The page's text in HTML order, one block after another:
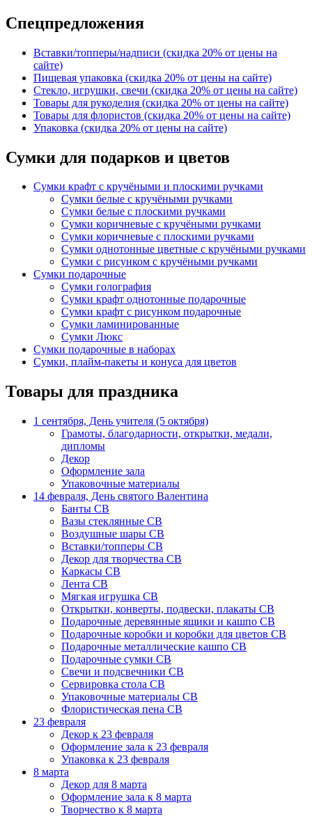
Спецпредложения
Вставки/топперы/надписи (скидка 20% от цены на
сайте)
Пищевая упаковка (скидка 20% от цены на сайте)
Стекло, игрушки, свечи (скидка 20% от цены на сайте)
Товары для рукоделия (скидка 20% от цены на сайте)
Товары для флористов (скидка 20% от цены на сайте)
Упаковка (скидка 20% от цены на сайте)
Сумки для подарков и цветов
Сумки крафт с кручёными и плоскими ручками
Сумки белые с кручёными ручками
Сумки белые с плоскими ручками
Сумки коричневые с кручёными ручками
Сумки коричневые с плоскими ручками
Сумки однотонные цветные с кручёными ручками
Сумки с рисунком с кручёными ручками
Сумки подарочные
Сумки голография
Сумки крафт однотонные подарочные
Сумки крафт с рисунком подарочные
Сумки ламинированные
Сумки Люкс
Сумки подарочные в наборах
Сумки, плайм-пакеты и конуса для цветов
Товары для праздника
1 сентября, День учителя (5 октября)
Грамоты, благодарности, открытки, медали,
дипломы
Декор
Оформление зала
Упаковочные материалы
14 февраля, День святого Валентина
Банты СВ
Вазы стеклянные СВ
Воздушные шары СВ
Вставки/топперы СВ
Декор для творчества СВ
Каркасы СВ
Лента СВ
Мягкая игрушка СВ
Открытки, конверты, подвески, плакаты СВ
Подарочные деревянные ящики и кашпо СВ
Подарочные коробки и коробки для цветов СВ
Подарочные металлические кашпо СВ
Подарочные сумки СВ
Свечи и подсвечники СВ
Сервировка стола СВ
Упаковочные материалы СВ
Флористическая пена СВ
23 февраля
Декор к 23 февраля
Оформление зала к 23 февраля
Упаковка к 23 февраля
8 марта
Декор для 8 марта
Оформление зала к 8 марта
Творчество к 8 марта